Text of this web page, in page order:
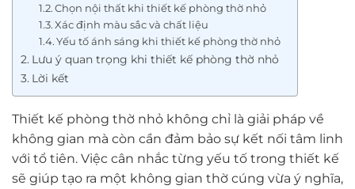
Chọn nội thất khi thiết kế phòng thờ nhỏ
Xác định màu sắc và chất liệu
Yếu tố ánh sáng khi thiết kế phòng thờ nhỏ
Lưu ý quan trọng khi thiết kế phòng thờ nhỏ
Lời kết
Thiết kế phòng thờ nhỏ không chỉ là giải pháp về
không gian mà còn cần đảm bảo sự kết nối tâm linh
với tổ tiên. Việc cân nhắc từng yếu tố trong thiết kế
sẽ giúp tạo ra một không gian thờ cúng vừa ý nghĩa,